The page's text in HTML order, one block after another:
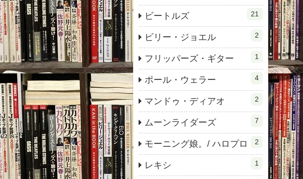
ビートルズ 21
ビリー・ジョエル 2
フリッパーズ・ギター 1
ポール・ウェラー 4
マンドゥ・ディアオ 2
ムーンライダーズ 7
モーニング娘。/ ハロプロ 2
レキシ 1